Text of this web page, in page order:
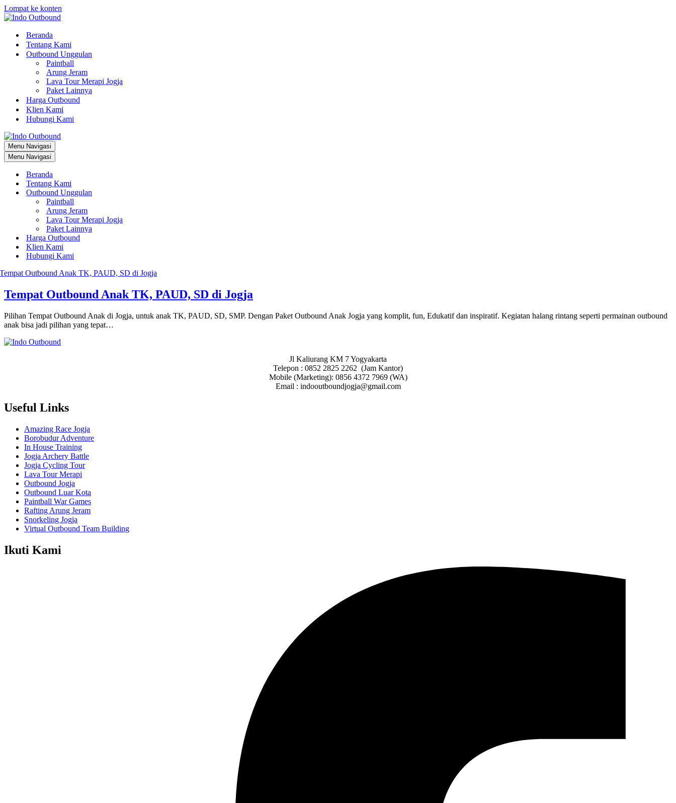
Lompat ke konten
Beranda
Tentang Kami
Outbound Unggulan
Paintball
Arung Jeram
Lava Tour Merapi Jogja
Paket Lainnya
Harga Outbound
Klien Kami
Hubungi Kami
Menu Navigasi
Menu Navigasi
Beranda
Tentang Kami
Outbound Unggulan
Paintball
Arung Jeram
Lava Tour Merapi Jogja
Paket Lainnya
Harga Outbound
Klien Kami
Hubungi Kami
Tempat Outbound Anak TK, PAUD, SD di Jogja
Pilihan Tempat Outbound Anak di Jogja, untuk anak TK, PAUD, SD, SMP. Dengan Paket Outbound Anak Jogja yang komplit, fun, Edukatif dan inspiratif. Kegiatan halang rintang seperti permainan outbound
anak bisa jadi pilihan yang tepat…
Jl Kaliurang KM 7 Yogyakarta
Telepon : 0852 2825 2262 (Jam Kantor)
Mobile (Marketing): 0856 4372 7969 (WA)
Email : indooutboundjogja@gmail.com
Useful Links
Amazing Race Jogja
Borobudur Adventure
In House Training
Jogja Archery Battle
Jogja Cycling Tour
Lava Tour Merapi
Outbound Jogja
Outbound Luar Kota
Paintball War Games
Rafting Arung Jeram
Snorkeling Jogja
Virtual Outbound Team Building
Ikuti Kami